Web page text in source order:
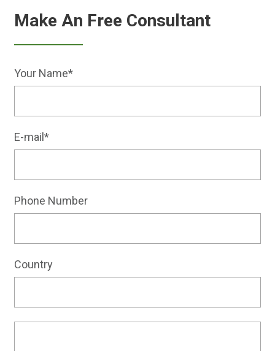
Make An Free Consultant
Your Name*
E-mail*
Phone Number
Country